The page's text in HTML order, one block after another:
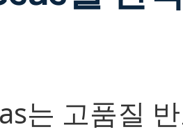
는 고품질